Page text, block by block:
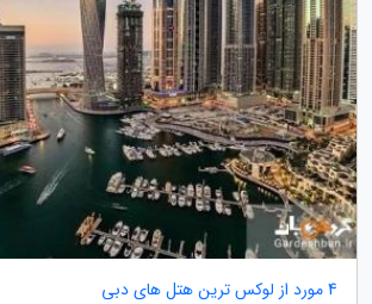
4 مورد از لوکس ترین هتل های دبی